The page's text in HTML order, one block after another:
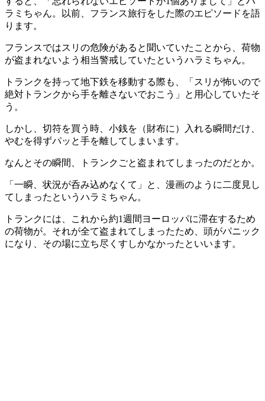
ラミちゃん。以前、フランス旅行をした際のエピソードを語
ります。
フランスではスリの危険があると聞いていたことから、荷物
が盗まれないよう相当警戒していたというハラミちゃん。
トランクを持って地下鉄を移動する際も、「スリが怖いので
絶対トランクから手を離さないでおこう」と用心していたそ
う。
しかし、切符を買う時、小銭を（財布に）入れる瞬間だけ、
やむを得ずパッと手を離してしまいます。
なんとその瞬間、トランクごと盗まれてしまったのだとか。
「一瞬、状況が呑み込めなくて」と、漫画のように二度見し
てしまったというハラミちゃん。
トランクには、これから約1週間ヨーロッパに滞在するため
の荷物が。それが全て盗まれてしまったため、頭がパニック
になり、その場に立ち尽くすしかなかったといいます。